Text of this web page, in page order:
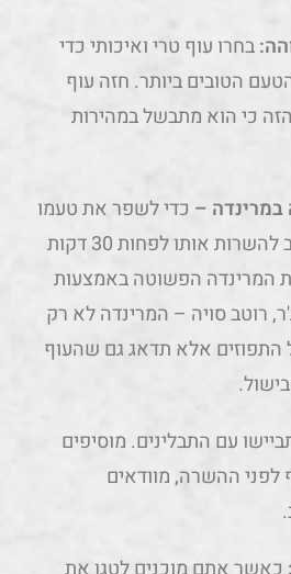
בחרו עוף טרי ואיכותי כדי
הטובים ביותר. חזה עוף
כי הוא מתבשל במהירות
במרינדה – כדי לשפר את טעמו
ורכותו של העוף, חשוב להשרות אותו לפחות 30 דקות
המרינדה הפשוטה באמצעות
רוטב סויה – המרינדה לא רק
אלא תדאג גם שהעוף
עם התבלינים. מוסיפים
לפני ההשרה, מוודאים